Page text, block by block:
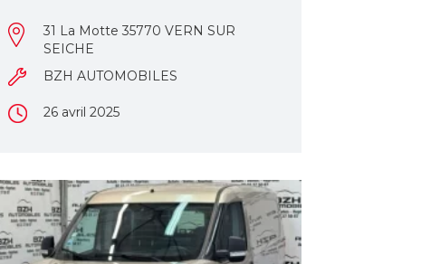
31 La Motte 35770 VERN SUR
SEICHE
BZH AUTOMOBILES
26 avril 2025